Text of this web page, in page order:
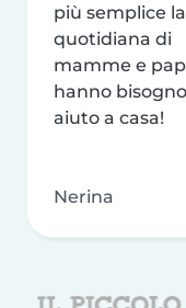
più semplice
quotidiana di
mamme e
hanno
aiuto a casa!
Nerina